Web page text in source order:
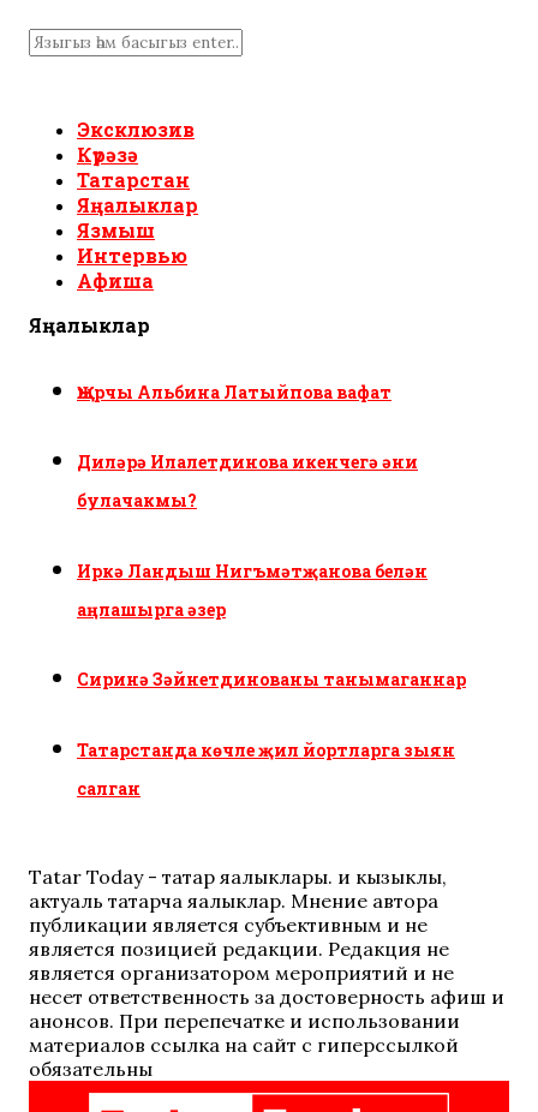
Эксклюзив
Күрәзә
Татарстан
Яңалыклар
Язмыш
Интервью
Афиша
Яңалыклар
Җырчы Альбина Латыйпова вафат
Диләрә Илалетдинова икенчегә әни
булачакмы?
Иркә Ландыш Нигъмәтҗанова белән
аңлашырга әзер
Сиринә Зәйнетдинованы танымаганнар
Татарстанда көчле җил йортларга зыян
салган
Tatar Today - татар яңалыклары. иң кызыклы,
актуаль татарча яңалыклар. Мнение автора
публикации является субъективным и не
является позицией редакции. Редакция не
является организатором мероприятий и не
несет ответственность за достоверность афиш и
анонсов. При перепечатке и использовании
материалов ссылка на сайт с гиперссылкой
обязательны